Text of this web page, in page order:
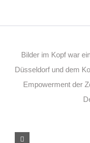
Bilder im Kopf war
Düsseldorf und dem
Empowerment der